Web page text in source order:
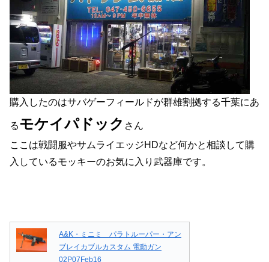
購入したのはサバゲーフィールドが群雄割拠する千葉にあ
るモケイパドック さん
ここは戦闘服やサムライエッジHDなど何かと相談して購
入しているモッキーのお気に入り武器庫です。
A&K・ミニミ パラトルーパー・アン
ブレイカブルカスタム 電動ガン
02P07Feb16